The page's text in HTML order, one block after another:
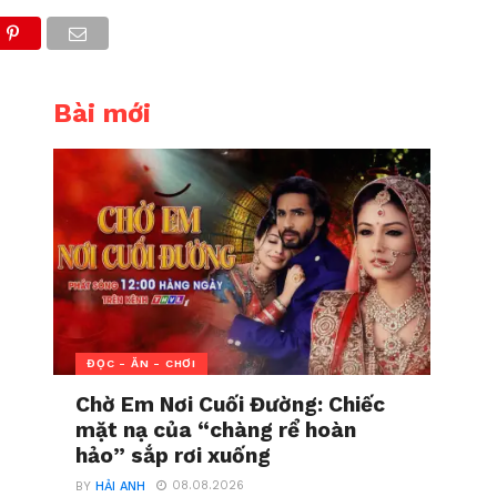
Bài mới
ĐỌC - ĂN - CHƠI
Chờ Em Nơi Cuối Đường: Chiếc
mặt nạ của “chàng rể hoàn
hảo” sắp rơi xuống
BYHẢI ANH 08.08.2026